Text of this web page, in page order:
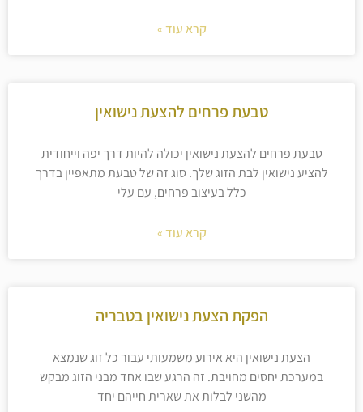
קרא עוד »
טבעת פרחים להצעת נישואין
טבעת פרחים להצעת נישואין יכולה להיות דרך יפה וייחודית
להציע נישואין לבת הזוג שלך. סוג זה של טבעת מתאפיין בדרך
כלל בעיצוב פרחים, עם עלי
קרא עוד »
הפקת הצעת נישואין בטבריה
הצעת נישואין היא אירוע משמעותי עבור כל זוג שנמצא
במערכת יחסים מחויבת. זה הרגע שבו אחד מבני הזוג מבקש
מהשני לבלות את שארית חייהם יחד